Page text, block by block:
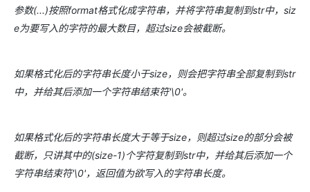
参数(...)按照format格式化成字符串，并将字符串复制到str中，siz
e为要写入的字符的最大数目，超过size会被截断。
如果格式化后的字符串长度小于size，则会把字符串全部复制到str
中，并给其后添加一个字符串结束符'\0'。
如果格式化后的字符串长度大于等于size，则超过size的部分会被
截断，只讲其中的(size-1)个字符复制到str中，并给其后添加一个
字符串结束符'\0'，返回值为欲写入的字符串长度。